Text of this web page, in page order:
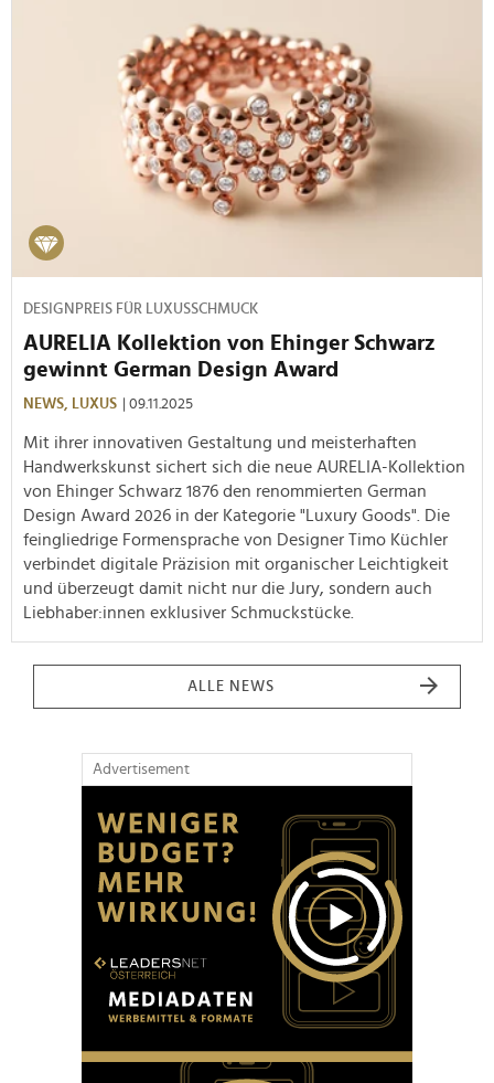
DESIGNPREIS FÜR LUXUSSCHMUCK
AURELIA Kollektion von Ehinger Schwarz
gewinnt German Design Award
NEWS, LUXUS | 09.11.2025
Mit ihrer innovativen Gestaltung und meisterhaften
Handwerkskunst sichert sich die neue AURELIA-Kollektion
von Ehinger Schwarz 1876 den renommierten German
Design Award 2026 in der Kategorie "Luxury Goods". Die
feingliedrige Formensprache von Designer Timo Küchler
verbindet digitale Präzision mit organischer Leichtigkeit
und überzeugt damit nicht nur die Jury, sondern auch
Liebhaber:innen exklusiver Schmuckstücke.
ALLE NEWS
Advertisement